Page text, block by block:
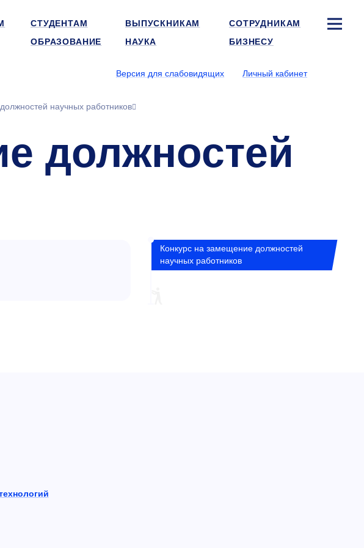
СТУДЕНТАМ ВЫПУСКНИКАМ
СОТРУДНИКАМ
ОБРАЗОВАНИЕ НАУКА БИЗНЕСУ
Версия для слабовидящих Личный кабинет
научных работников
должностей
Конкурс на замещение должностей
научных работников